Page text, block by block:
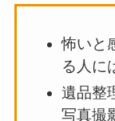
怖いと
る人に
遺品整
写真撮